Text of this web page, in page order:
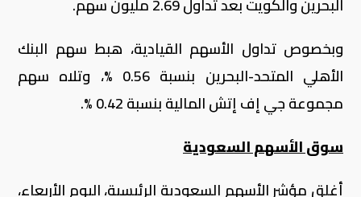
بورصة
وكانت أكثر الأسهم هبوطا سهم البنك الأهلي المتحد-
البحرين، مجموعة جي إف إتش المالية المدرجة
دبي المالي، ثم حل ثالثا سهم شركة إي بي إم تيرمينالز
البحرين.